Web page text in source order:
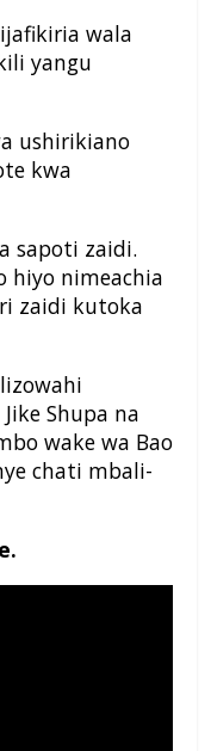
wala
yangu
ushirikiano
kwa
sapoti zaidi.
hiyo nimeachia
zaidi kutoka
Shupa na
wake wa Bao
chati mbali-